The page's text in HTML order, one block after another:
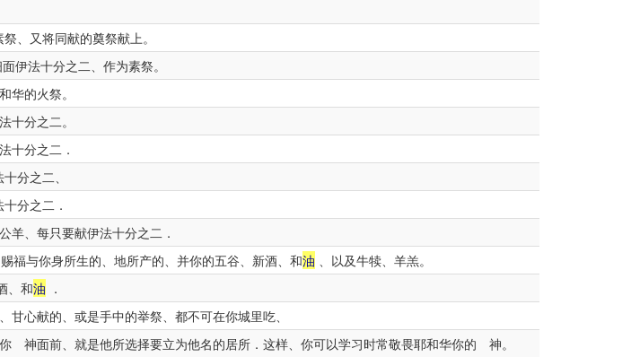
、又将同献的奠祭献上。
伊法十分之二、作为素祭。
华的火祭。
十分之二。
十分之二．
分之二、
分之二．
羊、每只要献伊法十分之二．
福与你身所生的、地所产的、并你的五谷、新酒、和油 、以及牛犊、羊羔。
、和油 ．
心献的、或是手中的举祭、都不可在你城里吃、
神面前、就是他所选择要立为他名的居所．这样、你可以学习时常敬畏耶和华你的 神。